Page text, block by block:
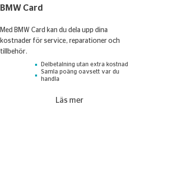
BMW Card
Med BMW Card kan du dela upp dina
kostnader för service, reparationer och
tillbehör.
Delbetalning utan extra kostnad
Samla poäng oavsett var du
handla
Läs mer